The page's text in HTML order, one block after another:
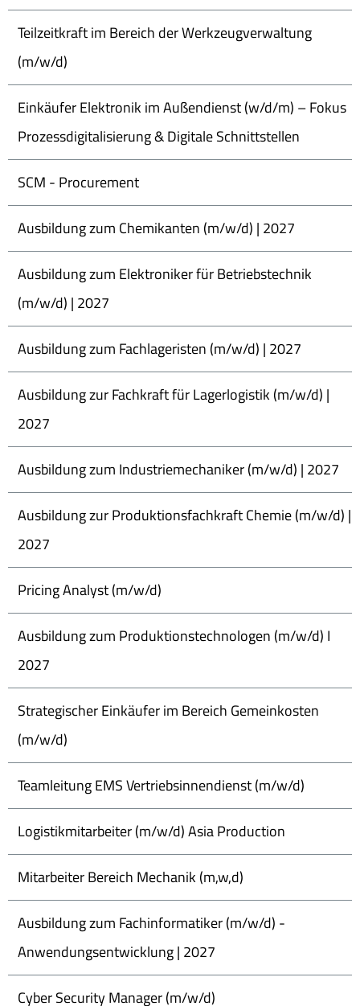
Teilzeitkraft im Bereich der Werkzeugverwaltung
(m/w/d)
Einkäufer Elektronik im Außendienst (w/d/m) – Fokus
Prozessdigitalisierung & Digitale Schnittstellen
SCM - Procurement
Ausbildung zum Chemikanten (m/w/d) | 2027
Ausbildung zum Elektroniker für Betriebstechnik
(m/w/d) | 2027
Ausbildung zum Fachlageristen (m/w/d) | 2027
Ausbildung zur Fachkraft für Lagerlogistik (m/w/d) |
2027
Ausbildung zum Industriemechaniker (m/w/d) | 2027
Ausbildung zur Produktionsfachkraft Chemie (m/w/d) |
2027
Pricing Analyst (m/w/d)
Ausbildung zum Produktionstechnologen (m/w/d) I
2027
Strategischer Einkäufer im Bereich Gemeinkosten
(m/w/d)
Teamleitung EMS Vertriebsinnendienst (m/w/d)
Logistikmitarbeiter (m/w/d) Asia Production
Mitarbeiter Bereich Mechanik (m,w,d)
Ausbildung zum Fachinformatiker (m/w/d) -
Anwendungsentwicklung | 2027
Cyber Security Manager (m/w/d)